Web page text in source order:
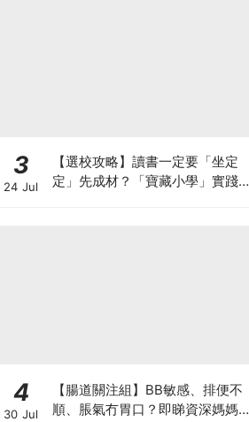
3
24 Jul
【選校攻略】讀書一定要「坐定
定」先成材？「寶藏小學」實踐動
4
30 Jul
【腸道關注組】BB敏感、排便不
順、脹氣冇胃口？即睇資深媽媽分